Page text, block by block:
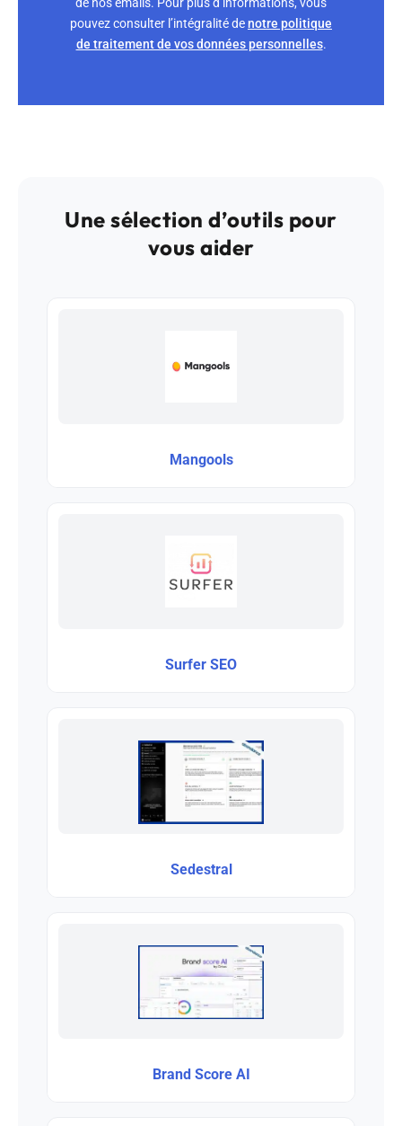
pouvez consulter l’intégralité denotre politique
de traitement de vos données personnelles.
Une sélection d’outils pour
vous aider
Mangools
Surfer SEO
Sedestral
Brand Score AI